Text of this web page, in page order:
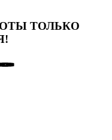
ТОЛЬКО